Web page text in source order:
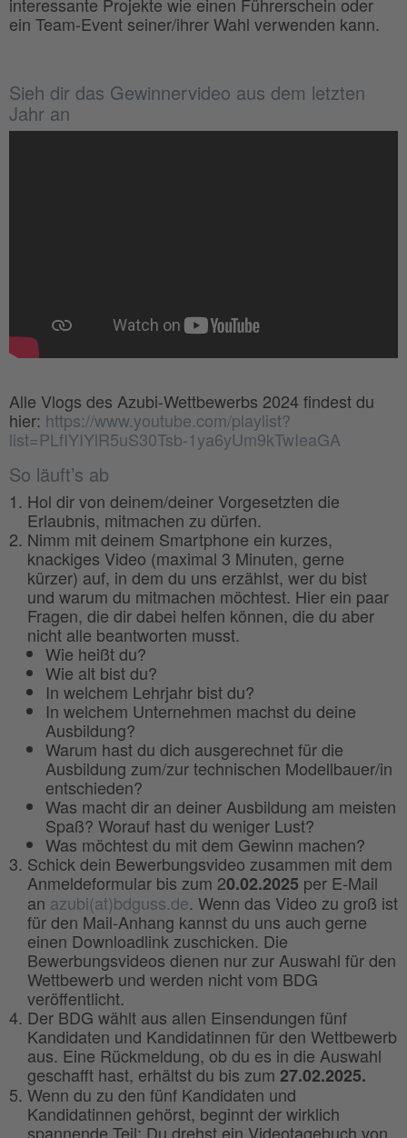
ein Team-Event seiner/ihrer Wahl verwenden kann.
Sieh dir das Gewinnervideo aus dem letzten
Jahr an
Alle Vlogs des Azubi-Wettbewerbs 2024 findest du
hier: https://www.youtube.com/playlist?
list=PLfIYIYlR5uS30Tsb-1ya6yUm9kTwIeaGA
So läuft’s ab
Hol dir von deinem/deiner Vorgesetzten die
Erlaubnis, mitmachen zu dürfen.
Nimm mit deinem Smartphone ein kurzes,
knackiges Video (maximal 3 Minuten, gerne
kürzer) auf, in dem du uns erzählst, wer du bist
und warum du mitmachen möchtest. Hier ein paar
Fragen, die dir dabei helfen können, die du aber
nicht alle beantworten musst.
Wie heißt du?
Wie alt bist du?
In welchem Lehrjahr bist du?
In welchem Unternehmen machst du deine
Ausbildung?
Warum hast du dich ausgerechnet für die
Ausbildung zum/zur technischen Modellbauer/in
entschieden?
Was macht dir an deiner Ausbildung am meisten
Spaß? Worauf hast du weniger Lust?
Was möchtest du mit dem Gewinn machen?
Schick dein Bewerbungsvideo zusammen mit dem
Anmeldeformular bis zum 20.02.2025 per E-Mail
an azubi(at)bdguss.de. Wenn das Video zu groß ist
für den Mail-Anhang kannst du uns auch gerne
einen Downloadlink zuschicken. Die
Bewerbungsvideos dienen nur zur Auswahl für den
Wettbewerb und werden nicht vom BDG
veröffentlicht.
Der BDG wählt aus allen Einsendungen fünf
Kandidaten und Kandidatinnen für den Wettbewerb
aus. Eine Rückmeldung, ob du es in die Auswahl
geschafft hast, erhältst du bis zum 27.02.2025.
Wenn du zu den fünf Kandidaten und
Kandidatinnen gehörst, beginnt der wirklich
spannende Teil: Du drehst ein Videotagebuch von